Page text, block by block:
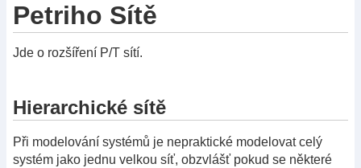
Petriho Sítě
Jde o rozšíření P/T sítí.
Hierarchické sítě
Při modelování systémů je nepraktické modelovat celý
systém jako jednu velkou síť, obzvlášť pokud se některé